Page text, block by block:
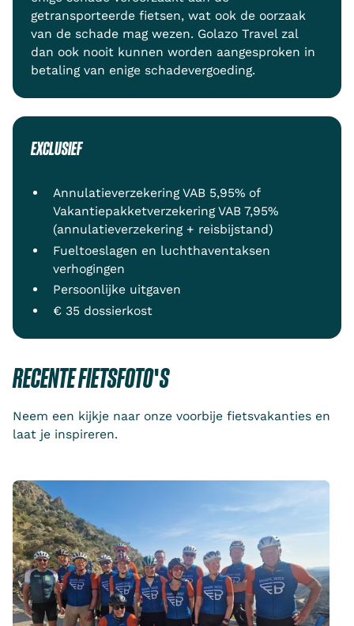
getransporteerde fietsen, wat ook de oorzaak
van de schade mag wezen. Golazo Travel zal
dan ook nooit kunnen worden aangesproken in
betaling van enige schadevergoeding.
EXCLUSIEF
Annulatieverzekering VAB 5,95% of
Vakantiepakketverzekering VAB 7,95%
(annulatieverzekering + reisbijstand)
Fueltoeslagen en luchthaventaksen
verhogingen
Persoonlijke uitgaven
€ 35 dossierkost
RECENTE FIETSFOTO'S
Neem een kijkje naar onze voorbije fietsvakanties en
laat je inspireren.